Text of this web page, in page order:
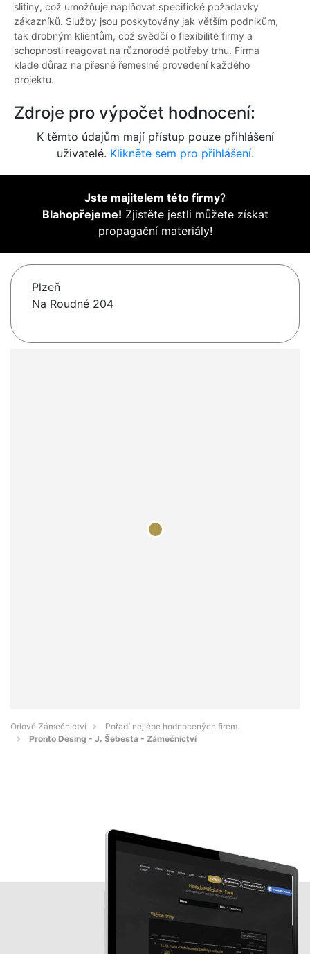
slitiny, což umožňuje naplňovat specifické požadavky
zákazníků. Služby jsou poskytovány jak větším podnikům,
tak drobným klientům, což svědčí o flexibilitě firmy a
schopnosti reagovat na různorodé potřeby trhu. Firma
klade důraz na přesné řemeslné provedení každého
projektu.
Zdroje pro výpočet hodnocení:
K těmto údajům mají přístup pouze přihlášení
uživatelé. Klikněte sem pro přihlášení.
Jste majitelem této firmy?
Blahopřejeme! Zjistěte jestli můžete získat
propagační materiály!
Plzeň
Na Roudné 204
Orlové Zámečnictví
Pořadí nejlépe hodnocených firem.
Pronto Desing - J. Šebesta - Zámečnictví